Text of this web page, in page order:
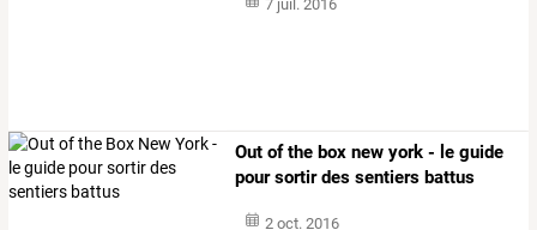
7 juil. 2016
Out of the box new york - le guide
pour sortir des sentiers battus
2 oct. 2016